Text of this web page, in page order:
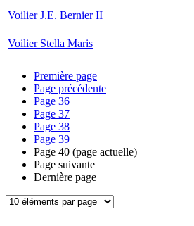
Voilier J.E. Bernier II
Voilier Stella Maris
Première page
Page précédente
Page 36
Page 37
Page 38
Page 39
Page 40 (page actuelle)
Page suivante
Dernière page